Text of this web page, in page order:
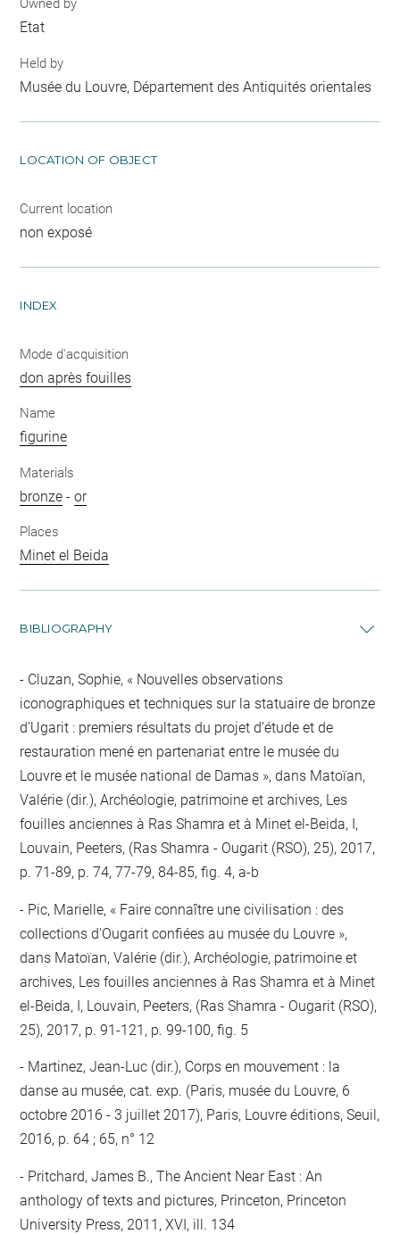
Owned by
Etat
Held by
Musée du Louvre, Département des Antiquités orientales
LOCATION OF OBJECT
Current location
non exposé
INDEX
Mode d'acquisition
don après fouilles
Name
figurine
Materials
bronze -or
Places
Minet el Beida
BIBLIOGRAPHY
Cluzan, Sophie, « Nouvelles observations
iconographiques et techniques sur la statuaire de bronze
d’Ugarit : premiers résultats du projet d’étude et de
restauration mené en partenariat entre le musée du
Louvre et le musée national de Damas », dans Matoïan,
Valérie (dir.), Archéologie, patrimoine et archives, Les
fouilles anciennes à Ras Shamra et à Minet el-Beida, I,
Louvain, Peeters, (Ras Shamra - Ougarit (RSO), 25), 2017,
p. 71-89, p. 74, 77-79, 84-85, fig. 4, a-b
Pic, Marielle, « Faire connaître une civilisation : des
collections d'Ougarit confiées au musée du Louvre »,
dans Matoïan, Valérie (dir.), Archéologie, patrimoine et
archives, Les fouilles anciennes à Ras Shamra et à Minet
el-Beida, I, Louvain, Peeters, (Ras Shamra - Ougarit (RSO),
25), 2017, p. 91-121, p. 99-100, fig. 5
Martinez, Jean-Luc (dir.), Corps en mouvement : la
danse au musée, cat. exp. (Paris, musée du Louvre, 6
octobre 2016 - 3 juillet 2017), Paris, Louvre éditions, Seuil,
2016, p. 64 ; 65, n° 12
Pritchard, James B., The Ancient Near East : An
anthology of texts and pictures, Princeton, Princeton
University Press, 2011, XVI, ill. 134